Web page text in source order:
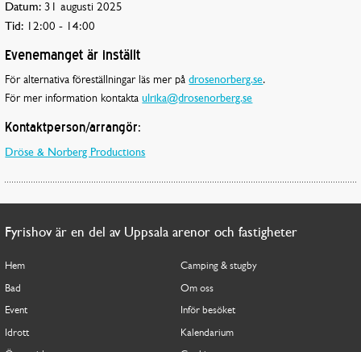
Datum: 31 augusti 2025
Tid: 12:00 - 14:00
Evenemanget är inställt
För alternativa föreställningar läs mer pådrosenorberg.se.
För mer information kontaktaulrika@drosenorberg.se
Kontaktperson/arrangör:
Dröse & Norberg Productions
Fyrishov är en del av Uppsala arenor och fastigheter
Hem
Bad
Event
Idrott
Camping & stugby
Om oss
Inför besöket
Kalendarium